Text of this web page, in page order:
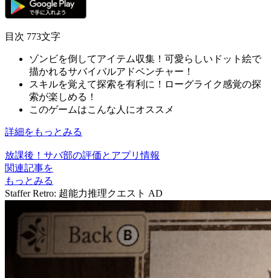
目次 773文字
ゾンビを倒してアイテム収集！可愛らしいドット絵で
描かれるサバイバルアドベンチャー！
スキルを覚えて探索を有利に！ローグライク感覚の探
索が楽しめる！
このゲームはこんな人にオススメ
詳細をもっとみる
放課後！サバ部の評価とアプリ情報
関連記事を
もっとみる
Staffer Retro: 超能力推理クエスト AD